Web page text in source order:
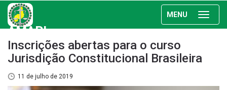
MENU
AMAPI
Inscrições abertas para o curso
Jurisdição Constitucional Brasileira
11 de julho de 2019